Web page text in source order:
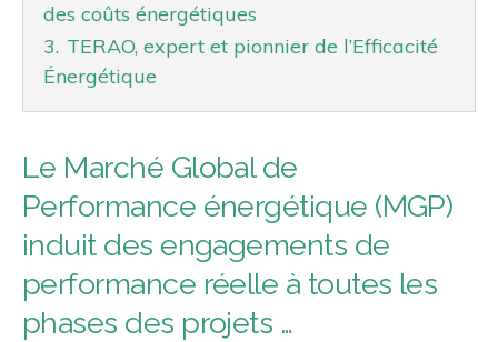
des coûts énergétiques
3. TERAO, expert et pionnier de l’Efficacité
Énergétique
Le Marché Global de
Performance énergétique (MGP)
induit des engagements de
performance réelle à toutes les
phases des projets …